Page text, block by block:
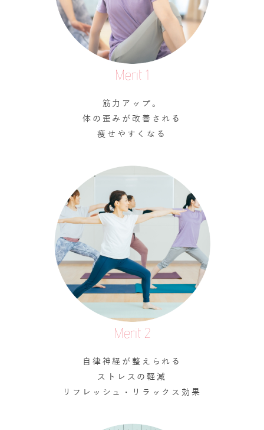
Merit 1
筋力アップ。
体の歪みが改善される
痩せやすくなる
Merit 2
自律神経が整えられる
ストレスの軽減
リフレッシュ・リラックス効果